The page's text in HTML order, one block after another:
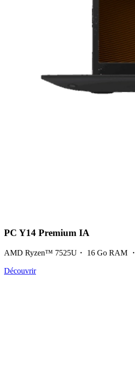
PC Y14 Premium IA
AMD Ryzen™ 7525U・ 16 Go RAM
Découvrir